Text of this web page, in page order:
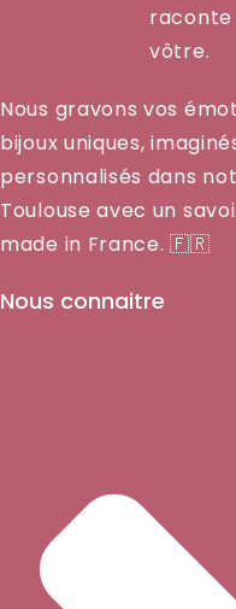
raconte
vôtre.
Nous gravons vos
bijoux uniques,
personnalisés dans
Toulouse avec un
made in France. 🇫🇷
Nous connaitre